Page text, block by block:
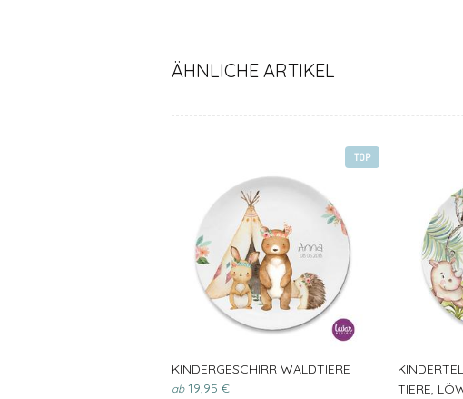
ÄHNLICHE ARTIKEL
TOP
KINDERGESCHIRR WALDTIERE
ab19,95 €
TIERE,